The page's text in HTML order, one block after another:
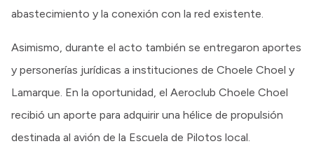
abastecimiento y la conexión con la red existente.
Asimismo, durante el acto también se entregaron aportes
y personerías jurídicas a instituciones de Choele Choel y
Lamarque. En la oportunidad, el Aeroclub Choele Choel
recibió un aporte para adquirir una hélice de propulsión
destinada al avión de la Escuela de Pilotos local.